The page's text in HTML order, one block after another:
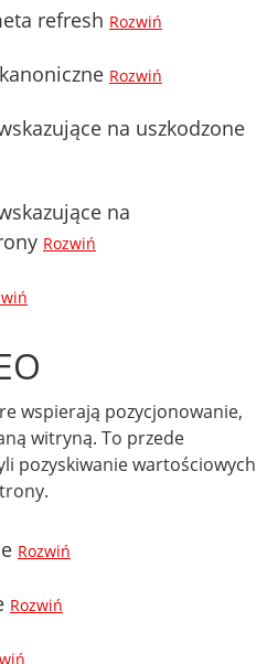
refresh Rozwiń
Rozwiń
na uszkodzone
na
Rozwiń
wspierają pozycjonowanie,
witryną. To przede
pozyskiwanie wartościowych
Rozwiń
Rozwiń